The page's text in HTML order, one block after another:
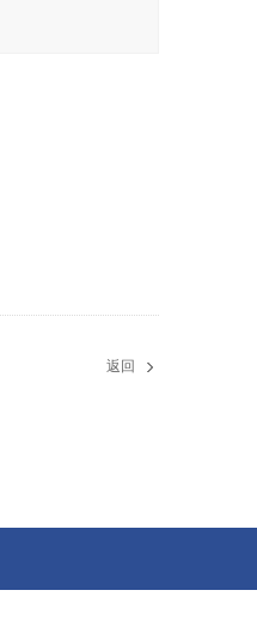
返回